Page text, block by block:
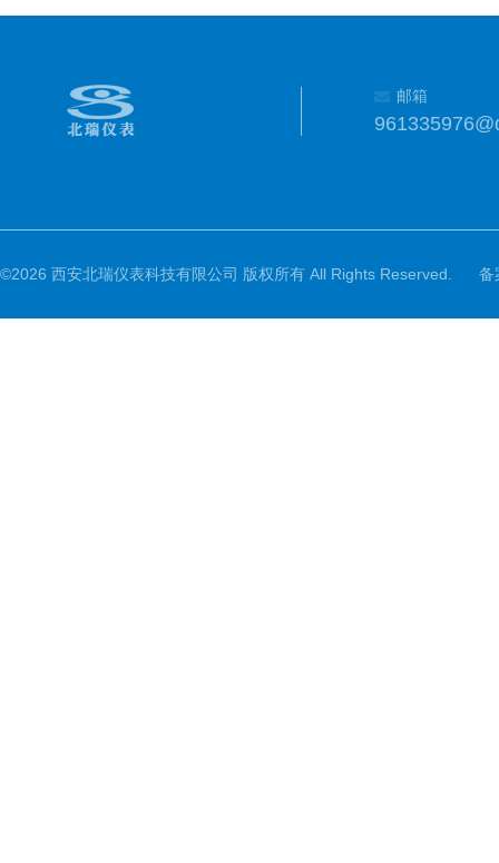
邮箱
©2026 西安北瑞仪表科技有限公司 版权所有 All Rights Reserved. 备